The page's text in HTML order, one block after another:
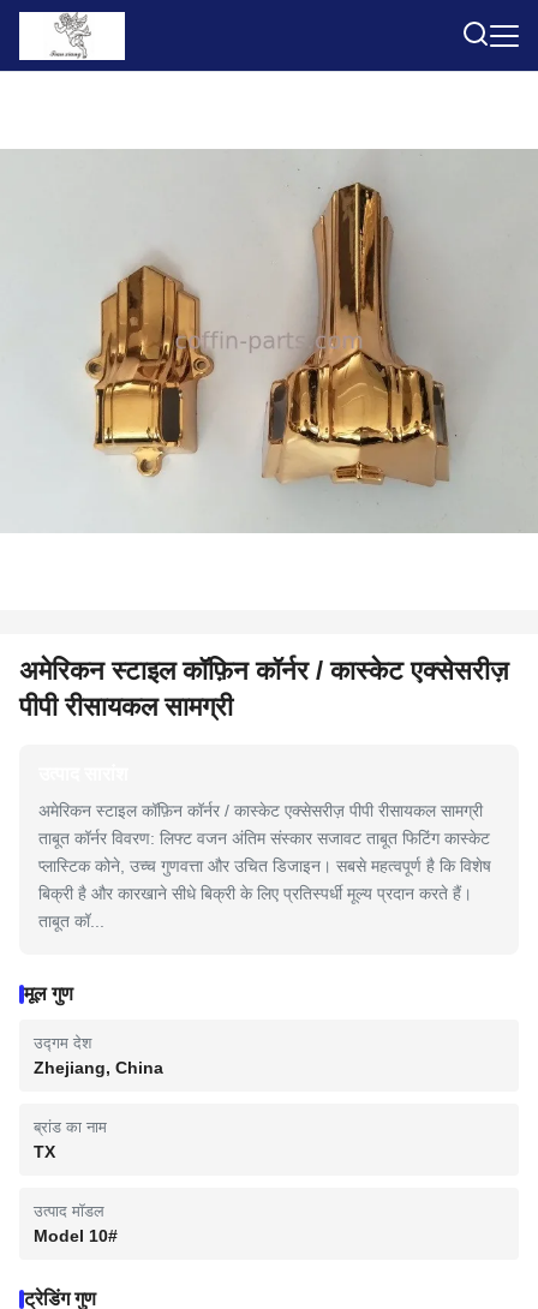
अमेरिकन स्टाइल कॉफ़िन कॉर्नर / कास्केट एक्सेसरीज़
पीपी रीसायकल सामग्री
अमेरिकन स्टाइल कॉफ़िन कॉर्नर / कास्केट एक्सेसरीज़ पीपी रीसायकल सामग्री
ताबूत कॉर्नर विवरण: लिफ्ट वजन अंतिम संस्कार सजावट ताबूत फिटिंग कास्केट
प्लास्टिक कोने, उच्च गुणवत्ता और उचित डिजाइन। सबसे महत्वपूर्ण है कि विशेष
बिक्री है और कारखाने सीधे बिक्री के लिए प्रतिस्पर्धी मूल्य प्रदान करते हैं।
ताबूत कॉ...
मूल गुण
उद्गम देश
Zhejiang, China
ब्रांड का नाम
TX
उत्पाद मॉडल
Model 10#
ट्रेडिंग गुण